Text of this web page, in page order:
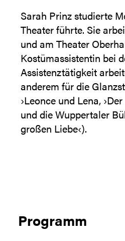
Sarah Prinz studierte
Theater führte. Sie
und am Theater
Kostümassistentin bei
Assistenztätigkeit
anderem für die
›Leonce und Lena,
und die Wuppertaler
großen Liebe‹).
Programm